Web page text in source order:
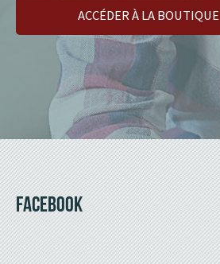
ACCÉDER À LA BOUTIQUE
FACEBOOK